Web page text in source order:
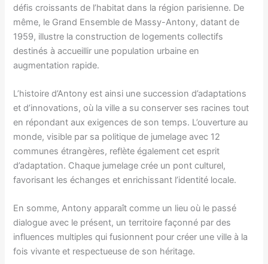
défis croissants de l’habitat dans la région parisienne. De
même, le Grand Ensemble de Massy-Antony, datant de
1959, illustre la construction de logements collectifs
destinés à accueillir une population urbaine en
augmentation rapide.
L’histoire d’Antony est ainsi une succession d’adaptations
et d’innovations, où la ville a su conserver ses racines tout
en répondant aux exigences de son temps. L’ouverture au
monde, visible par sa politique de jumelage avec 12
communes étrangères, reflète également cet esprit
d’adaptation. Chaque jumelage crée un pont culturel,
favorisant les échanges et enrichissant l’identité locale.
En somme, Antony apparaît comme un lieu où le passé
dialogue avec le présent, un territoire façonné par des
influences multiples qui fusionnent pour créer une ville à la
fois vivante et respectueuse de son héritage.